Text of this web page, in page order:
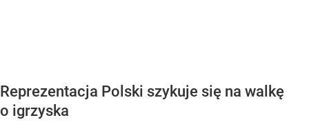
Reprezentacja Polski szykuje się na walkę
o igrzyska